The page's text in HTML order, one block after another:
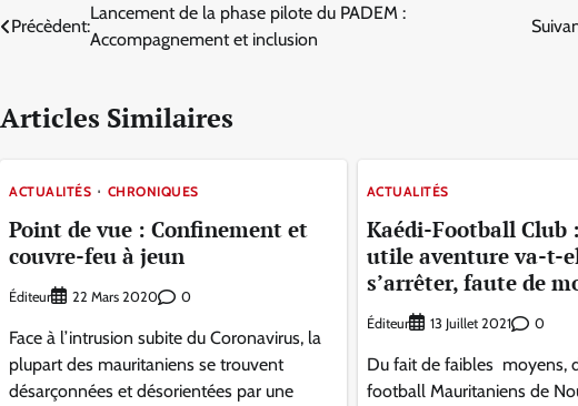
Navigation
l’article
Précèdent:
Lancement de la phase pilote du PADEM :
Accompagnement et inclusion
Articles Similaires
ACTUALITÉS CHRONIQUES
Point de vue : Confinement et
couvre-feu à jeun
Éditeur 22 Mars 2020 0
Face à l’intrusion subite du Coronavirus, la
plupart des mauritaniens se trouvent
désarçonnées et désorientées par une
ACTUALITÉS
Kaédi-Football Club
utile aventure va-t-
s’arrêter, faute de
Éditeur 13 Juillet 2021 0
Du fait de faibles moyens,
football Mauritaniens de